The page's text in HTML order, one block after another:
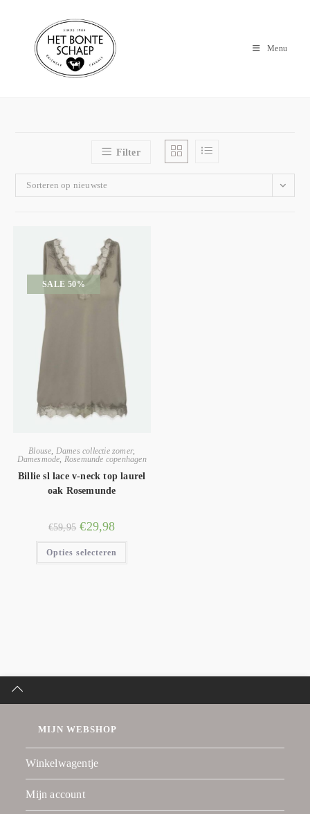
Menu
Filter
Sorteren op nieuwste
SALE 50%
Blouse Dames collectie zomer,
Damesmode Rosemunde copenhagen
Billie sl lace v-neck top laurel
oak Rosemunde
€59,95 €29,98
Opties selecteren
MIJN WEBSHOP
Winkelwagentje
Mijn account